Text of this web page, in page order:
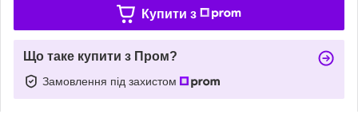
Купити з
Що таке купити з Пром?
Замовлення під захистом